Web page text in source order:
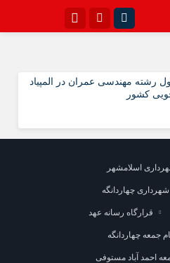
اپلیکیشن
رشته مهندسی عمران در المپیاد
کشور
اسلامشهر
شهرداری چهاردانگه
قرارگاه رسانه عهد
جمعه چهاردانگه
احمد آباد مستوفی